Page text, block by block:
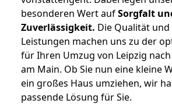
besonderen Wert aufSorgfalt
Zuverlässigkeit. Die Qualität
Leistungen machen uns zu der
für Ihren Umzug von Leipzig
am Main. Ob Sie nun eine kleine
ein großes Haus umziehen, wir
passende Lösung für Sie.